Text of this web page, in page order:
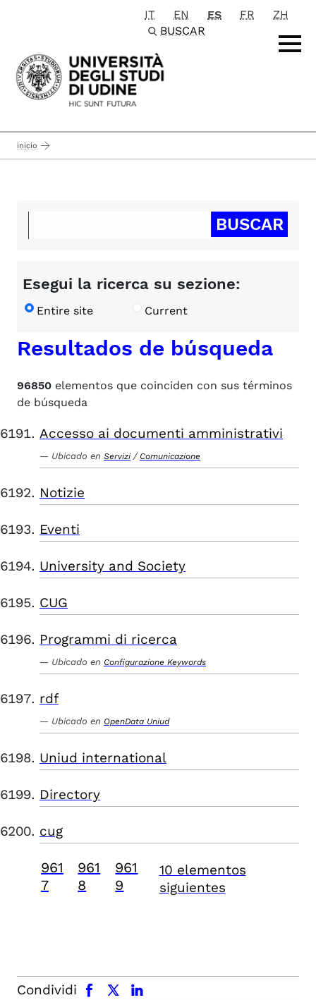
Passa al contenuto principale
IT EN ES FR
ZH
BUSCAR
inicio
Esegui la ricerca su sezione:
Entire site Current
Resultados de búsqueda
96850 elementos que coinciden con sus términos
de búsqueda
Accesso ai documenti amministrativi
Ubicado en Servizi / Comunicazione
Notizie
Eventi
University and Society
CUG
Programmi di ricerca
Ubicado en Configurazione Keywords
rdf
Ubicado en OpenData Uniud
Uniud international
Directory
cug
961
7
961
8
961
9
10 elementos
siguientes
Condividi
facebook x.com linkedin